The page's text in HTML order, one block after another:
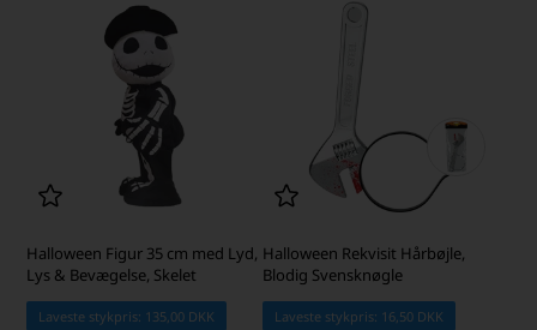
Halloween Figur 35 cm med Lyd,
Lys & Bevægelse, Skelet
Laveste stykpris: 135,00 DKK
Halloween Rekvisit Hårbøjle,
Blodig Svensknøgle
Laveste stykpris: 16,50 DKK